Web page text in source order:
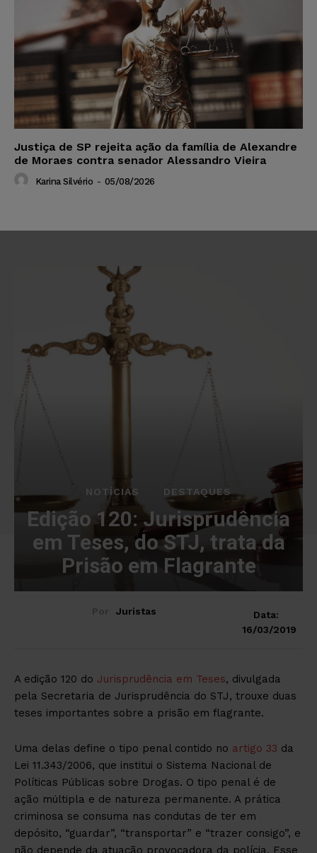
Justiça de SP rejeita ação da família de Alexandre
de Moraes contra senador Alessandro Vieira
Karina Silvério - 05/08/2026